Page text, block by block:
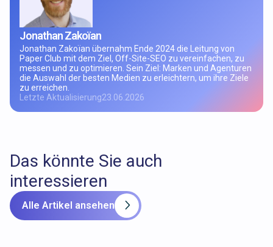
Jonathan Zakoïan
Jonathan Zakoïan übernahm Ende 2024 die Leitung von
Paper Club mit dem Ziel, Off-Site-SEO zu vereinfachen, zu
messen und zu optimieren. Sein Ziel: Marken und Agenturen
die Auswahl der besten Medien zu erleichtern, um ihre Ziele
zu erreichen.
Letzte Aktualisierung23.06.2026
Das könnte Sie auch
interessieren
Alle Artikel ansehen